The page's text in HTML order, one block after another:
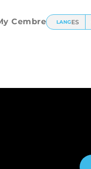
Cembre LANGES
mecánico